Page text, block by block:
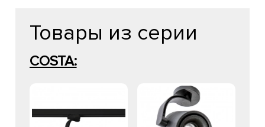
Товары из серии
COSTA: